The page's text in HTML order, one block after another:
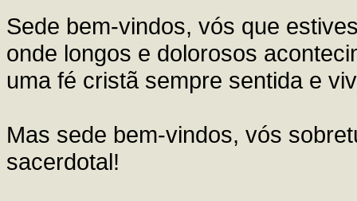
Sede bem-vindos, vós que
onde longos e dolorosos
uma fé cristã sempre sentida e
Mas sede bem-vindos, vós
sacerdotal!